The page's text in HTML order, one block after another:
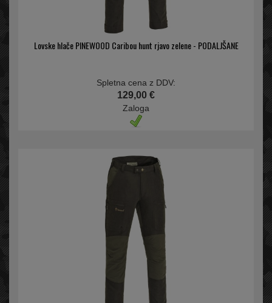
Lovske hlače PINEWOOD Caribou hunt rjavo zelene - PODALJŠANE
Spletna cena z DDV:
129,00 €
Zaloga